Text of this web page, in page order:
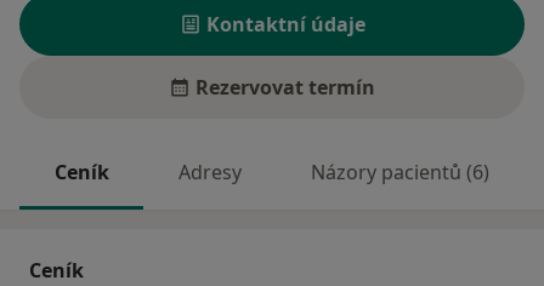
Kontaktní údaje
Rezervovat termín
Ceník Adresy Názory pacientů (6)
Ceník